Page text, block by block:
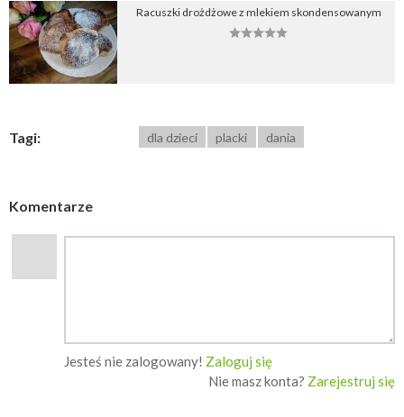
Racuszki drożdżowe z mlekiem skondensowanym
Tagi: dla dzieci placki dania
Komentarze
Jesteś nie zalogowany! Zaloguj się
Nie masz konta? Zarejestruj się